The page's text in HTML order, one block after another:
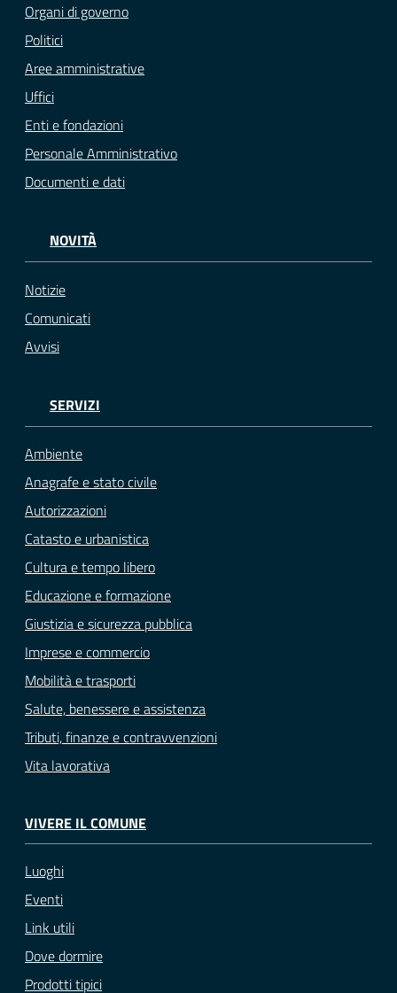
Organi di governo
Politici
Aree amministrative
Uffici
Enti e fondazioni
Personale Amministrativo
Documenti e dati
NOVITÀ
Notizie
Comunicati
Avvisi
SERVIZI
Ambiente
Anagrafe e stato civile
Autorizzazioni
Catasto e urbanistica
Cultura e tempo libero
Educazione e formazione
Giustizia e sicurezza pubblica
Imprese e commercio
Mobilità e trasporti
Salute, benessere e assistenza
Tributi, finanze e contravvenzioni
Vita lavorativa
VIVERE IL COMUNE
Luoghi
Eventi
Link utili
Dove dormire
Prodotti tipici